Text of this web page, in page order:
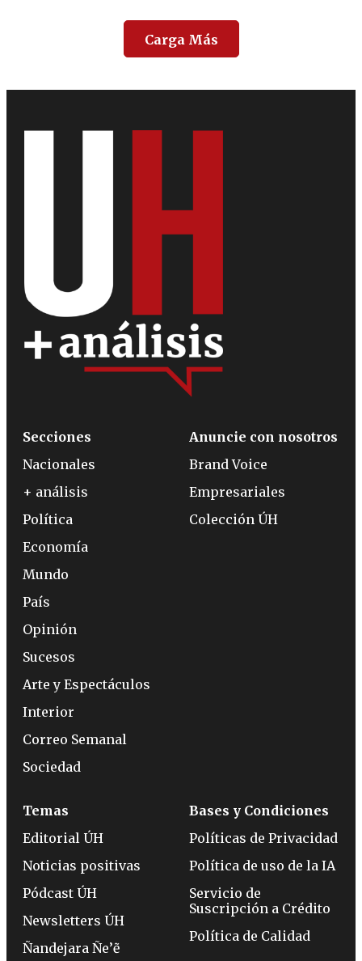
Carga Más
Secciones
Nacionales
+ análisis
Política
Economía
Mundo
País
Opinión
Sucesos
Arte y Espectáculos
Interior
Correo Semanal
Sociedad
Anuncie con nosotros
Brand Voice
Empresariales
Colección ÚH
Temas
Editorial ÚH
Noticias positivas
Pódcast ÚH
Newsletters ÚH
Ñandejara Ñe’ẽ
Bases y Condiciones
Políticas de Privacidad
Política de uso de la IA
Servicio de
Suscripción a Crédito
Política de Calidad